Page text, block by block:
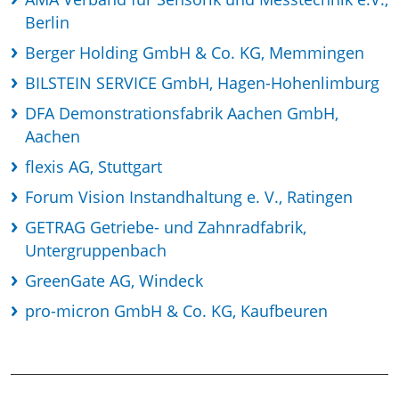
Berlin
Berger Holding GmbH & Co. KG, Memmingen
BILSTEIN SERVICE GmbH, Hagen-Hohenlimburg
DFA Demonstrationsfabrik Aachen GmbH,
Aachen
flexis AG, Stuttgart
Forum Vision Instandhaltung e. V., Ratingen
GETRAG Getriebe- und Zahnradfabrik,
Untergruppenbach
GreenGate AG, Windeck
pro-micron GmbH & Co. KG, Kaufbeuren